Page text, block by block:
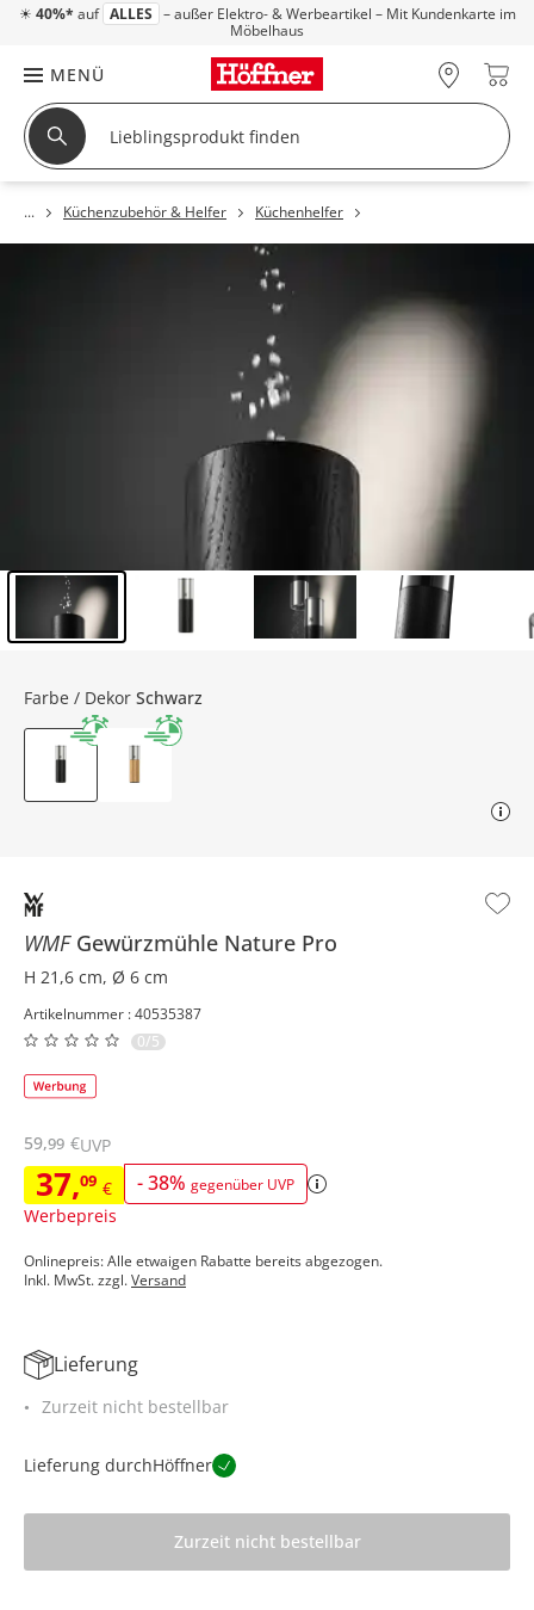
☀ 40%* auf ALLES – außer Elektro- & Werbeartikel – Mit Kundenkarte im
Möbelhaus
MENÜ
Küchenzubehör & Helfer Küchenhelfer
WMF Gewürzmühle Nature Pro
H 21,6 cm, Ø 6 cm
Artikelnummer : 40535387
0/5
37,09 € -38% gegenüber UVP
Werbepreis
59,99 €UVP
Onlinepreis: Alle etwaigen Rabatte bereits abgezogen.
Inkl. MwSt. zzgl.Versand
Farbe / Dekor Schwarz
Lieferung
Zurzeit nicht bestellbar
Lieferung durchHöffner
Zurzeit nicht bestellbar